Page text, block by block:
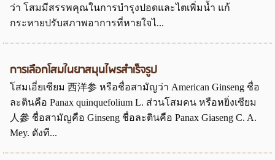
ว่า โสมมีสรรพคุณในการบำรุงปอดและไตเพิ่มน้ำ แก้
กระหายปรับสภาพอาการที่หายใจไ...
การเลือกโสมในยาสมุนไพรสำเร็จรูป
โสมเอี่ยเซียม 西洋参 หรือชื่อสามัญว่า American Ginseng ชื่อ
ละตินคือ Panax quinquefolium L. ส่วนโสมคน หรือหยิ่งเซียม
人參 ชื่อสามัญคือ Ginseng ชื่อละตินคือ Panax Giaseng C. A.
Mey. ดังที...